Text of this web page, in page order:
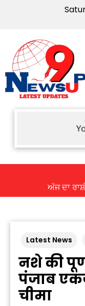
ਅੱਜ ਦਾ ਰਾਸ਼ੀਫਲ
Latest News
नशे की
पंजाब
चीमा